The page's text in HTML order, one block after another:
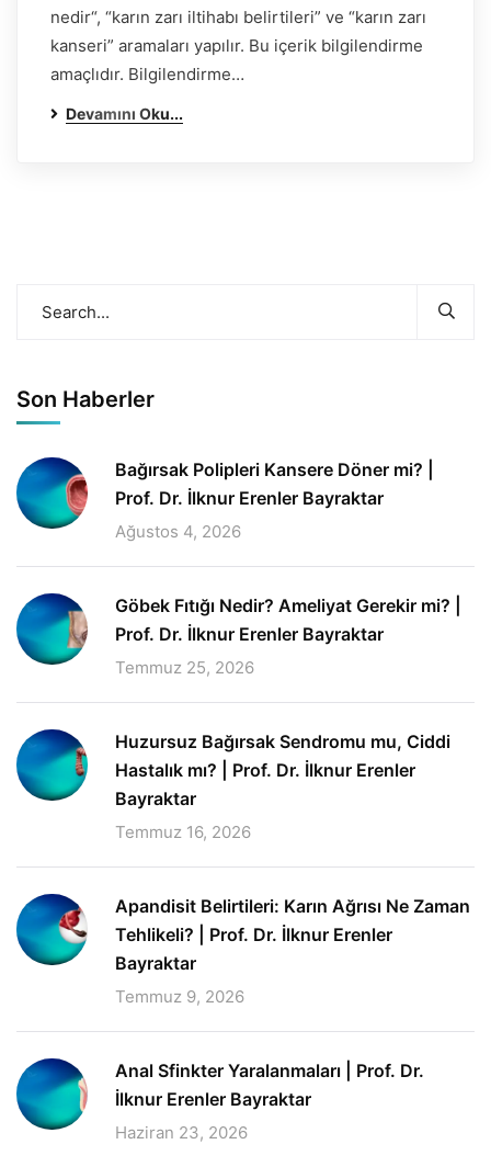
nedir“, “karın zarı iltihabı belirtileri” ve “karın zarı
kanseri” aramaları yapılır. Bu içerik bilgilendirme
amaçlıdır. Bilgilendirme…
Devamını Oku...
Son Haberler
Bağırsak Polipleri Kansere Döner mi? |
Prof. Dr. İlknur Erenler Bayraktar
Ağustos 4, 2026
Göbek Fıtığı Nedir? Ameliyat Gerekir mi? |
Prof. Dr. İlknur Erenler Bayraktar
Temmuz 25, 2026
Huzursuz Bağırsak Sendromu mu, Ciddi
Hastalık mı? | Prof. Dr. İlknur Erenler
Bayraktar
Temmuz 16, 2026
Apandisit Belirtileri: Karın Ağrısı Ne Zaman
Tehlikeli? | Prof. Dr. İlknur Erenler
Bayraktar
Temmuz 9, 2026
Anal Sfinkter Yaralanmaları | Prof. Dr.
İlknur Erenler Bayraktar
Haziran 23, 2026